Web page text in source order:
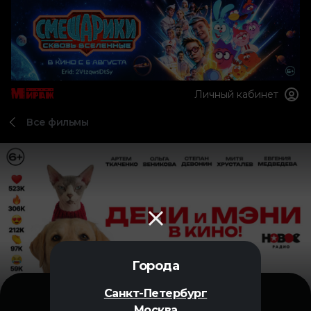
Города
Санкт-Петербург
Личный кабинет
Все фильмы